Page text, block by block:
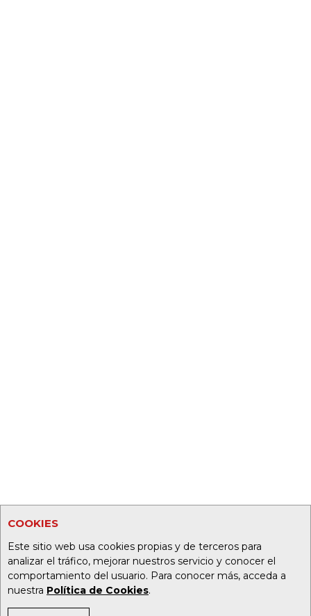
COOKIES
Este sitio web usa cookies propias y de terceros para
analizar el tráfico, mejorar nuestros servicio y conocer el
comportamiento del usuario. Para conocer más, acceda a
nuestra Política de Cookies.